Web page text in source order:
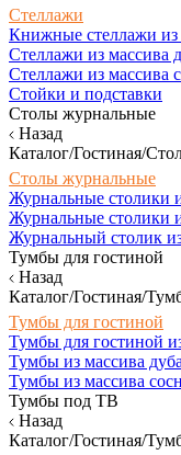
Стеллажи
Книжные стеллажи из
Стеллажи из массива
Стеллажи из массива
Стойки и подставки
Столы журнальные
Назад
Каталог/Гостиная/
Столы журнальные
Журнальные столики
Журнальные столики
Журнальный столик
Тумбы для гостиной
Назад
Каталог/Гостиная/
Тумбы для гостиной
Тумбы для гостиной
Тумбы из массива дуба
Тумбы из массива
Тумбы под ТВ
Назад
Каталог/Гостиная/